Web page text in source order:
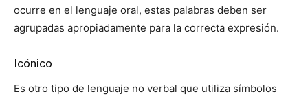
ocurre en el lenguaje oral, estas palabras deben ser
agrupadas apropiadamente para la correcta expresión.
Icónico
Es otro tipo de lenguaje no verbal que utiliza símbolos